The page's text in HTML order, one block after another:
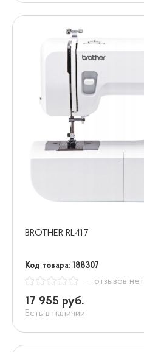
BROTHER RL417
Код товара: 188307
— отзывов нет
17 955 руб.
Есть в наличии